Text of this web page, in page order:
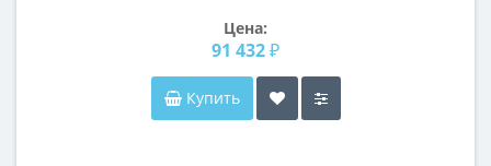
Цена:
91 432 ₽
Купить